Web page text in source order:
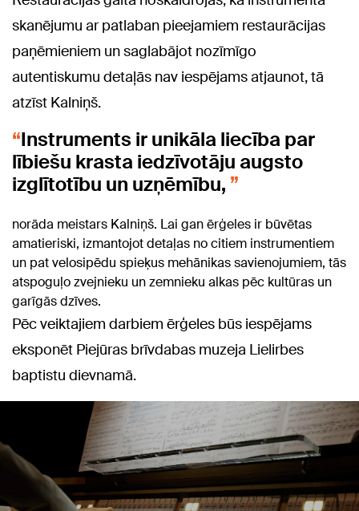
skanējumu ar patlaban pieejamiem restaurācijas
paņēmieniem un saglabājot nozīmīgo
autentiskumu detaļās nav iespējams atjaunot, tā
atzīst Kalniņš.
Instruments ir unikāla liecība par
lībiešu krasta iedzīvotāju augsto
izglītotību un uzņēmību,
norāda meistars Kalniņš. Lai gan ērģeles ir būvētas
amatieriski, izmantojot detaļas no citiem instrumentiem
un pat velosipēdu spieķus mehānikas savienojumiem, tās
atspoguļo zvejnieku un zemnieku alkas pēc kultūras un
garīgās dzīves.
Pēc veiktajiem darbiem ērģeles būs iespējams
eksponēt Piejūras brīvdabas muzeja Lielirbes
baptistu dievnamā.